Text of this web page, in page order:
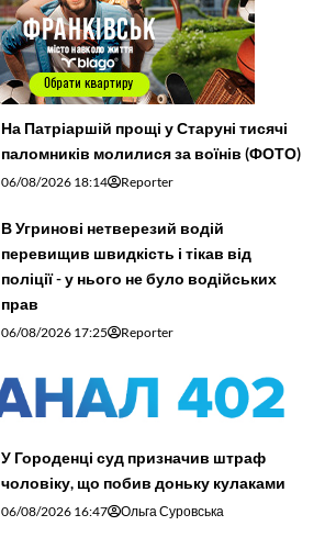
На Патріаршій прощі у Старуні тисячі
паломників молилися за воїнів (ФОТО)
06/08/2026 18:14 Reporter
В Угринові нетверезий водій
перевищив швидкість і тікав від
поліції - у нього не було водійських
прав
06/08/2026 17:25 Reporter
У Городенці суд призначив штраф
чоловіку, що побив доньку кулаками
06/08/2026 16:47 Ольга Суровська